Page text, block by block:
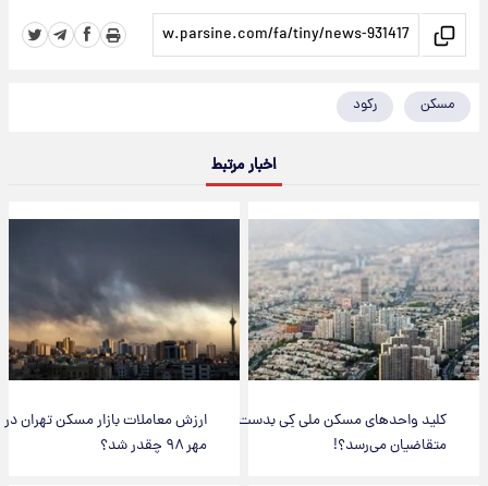
مسکن رکود
اخبار مرتبط
کلید واحد‌های مسکن ملی کِی بدست
متقاضیان می‌رسد؟!
ارزش معاملات بازار مسکن تهران در
مهر ۹۸ چقدر شد؟